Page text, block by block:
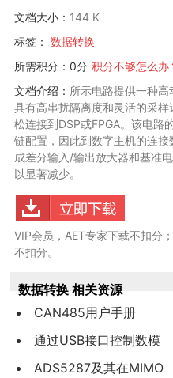
文档大小： 144 K
标签：
数据转换
所需积分：0分 积分不够怎么办
文档介绍： 所示电路提供一种
具有高串扰隔离度和灵活的采
松连接到DSP或FPGA。该电
链配置，因此到数字主机的连
成差分输入/输出放大器和基准
以显著减少。
VIP会员，AET专家下载不扣分
不扣分。
数据转换 相关资源
CAN485用户手册
通过USB接口控制数模
转换器的
ADS5287及其在MIMO